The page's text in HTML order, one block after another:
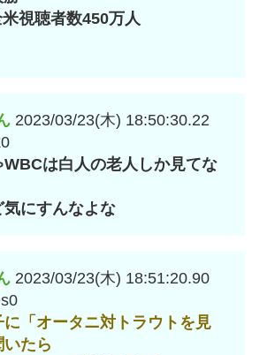
視聴者数450万人
2023/03/23(木) 18:50:30.22
WBCは白人の老人しか見てな
気にすんなよな
2023/03/23(木) 18:51:20.90
「オータニ対トラウトを見
たら